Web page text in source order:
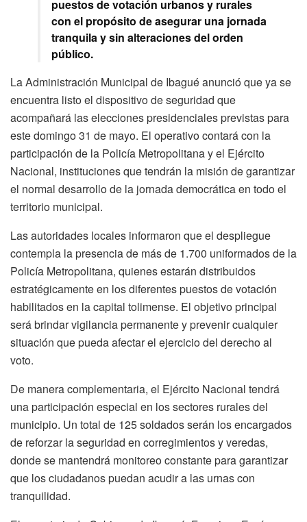
puestos de votación urbanos y rurales
con el propósito de asegurar una jornada
tranquila y sin alteraciones del orden
público.
La Administración Municipal de Ibagué anunció que ya se
encuentra listo el dispositivo de seguridad que
acompañará las elecciones presidenciales previstas para
este domingo 31 de mayo. El operativo contará con la
participación de la Policía Metropolitana y el Ejército
Nacional, instituciones que tendrán la misión de garantizar
el normal desarrollo de la jornada democrática en todo el
territorio municipal.
Las autoridades locales informaron que el despliegue
contempla la presencia de más de 1.700 uniformados de la
Policía Metropolitana, quienes estarán distribuidos
estratégicamente en los diferentes puestos de votación
habilitados en la capital tolimense. El objetivo principal
será brindar vigilancia permanente y prevenir cualquier
situación que pueda afectar el ejercicio del derecho al
voto.
De manera complementaria, el Ejército Nacional tendrá
una participación especial en los sectores rurales del
municipio. Un total de 125 soldados serán los encargados
de reforzar la seguridad en corregimientos y veredas,
donde se mantendrá monitoreo constante para garantizar
que los ciudadanos puedan acudir a las urnas con
tranquilidad.